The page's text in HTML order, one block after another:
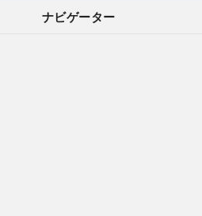
ナビゲーター